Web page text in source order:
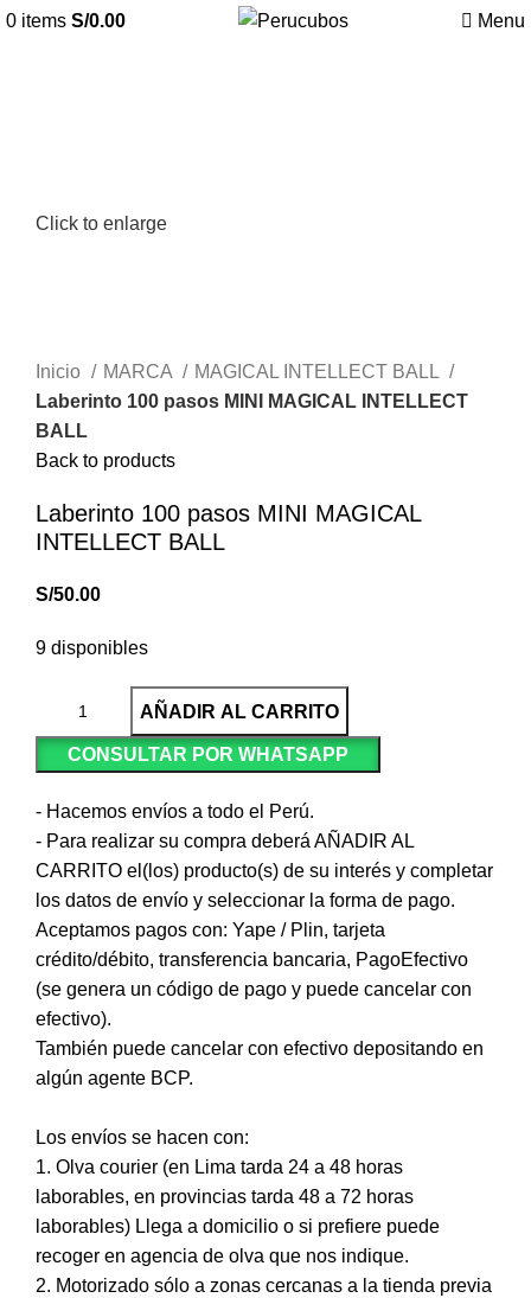
0 items S/0.00 Menu
Click to enlarge
Inicio MARCA
MAGICAL INTELLECT BALL
Laberinto 100 pasos MINI MAGICAL INTELLECT
BALL
Back to products
Laberinto 100 pasos MINI MAGICAL
INTELLECT BALL
S/50.00
9 disponibles
AÑADIR AL CARRITO
CONSULTAR POR WHATSAPP
- Hacemos envíos a todo el Perú.
- Para realizar su compra deberá AÑADIR AL
CARRITO el(los) producto(s) de su interés y completar
los datos de envío y seleccionar la forma de pago.
Aceptamos pagos con: Yape / Plin, tarjeta
crédito/débito, transferencia bancaria, PagoEfectivo
(se genera un código de pago y puede cancelar con
efectivo).
También puede cancelar con efectivo depositando en
algún agente BCP.
Los envíos se hacen con:
1. Olva courier (en Lima tarda 24 a 48 horas
laborables, en provincias tarda 48 a 72 horas
laborables) Llega a domicilio o si prefiere puede
recoger en agencia de olva que nos indique.
2. Motorizado sólo a zonas cercanas a la tienda previa